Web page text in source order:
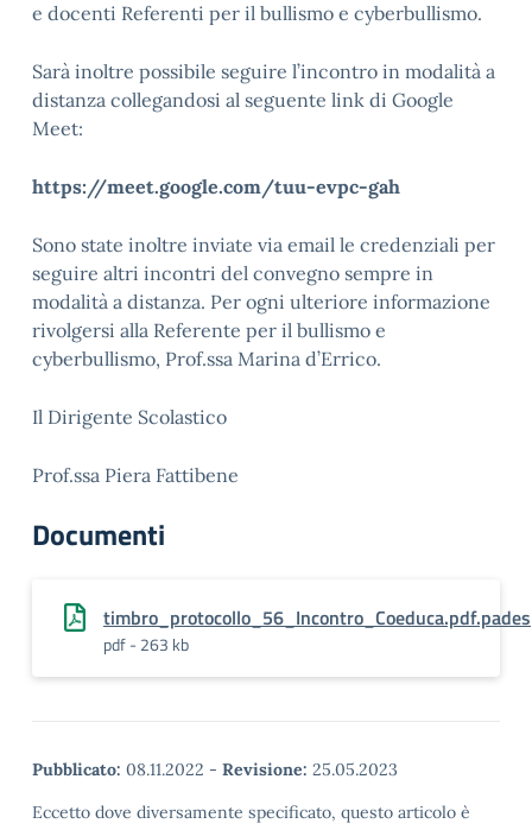
e docenti Referenti per il bullismo e cyberbullismo.
Sarà inoltre possibile seguire l’incontro in modalità a
distanza collegandosi al seguente link di Google
Meet:
https://meet.google.com/tuu-evpc-gah
Sono state inoltre inviate via email le credenziali per
seguire altri incontri del convegno sempre in
modalità a distanza. Per ogni ulteriore informazione
rivolgersi alla Referente per il bullismo e
cyberbullismo, Prof.ssa Marina d’Errico.
Il Dirigente Scolastico
Prof.ssa Piera Fattibene
Documenti
timbro_protocollo_56_Incontro_Coeduca.pdf.pades
pdf - 263 kb
Pubblicato: 08.11.2022 - Revisione: 25.05.2023
Eccetto dove diversamente specificato, questo articolo è